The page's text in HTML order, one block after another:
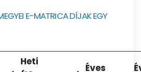
E-MATRICA DÍJAK EGY
Heti
Éves